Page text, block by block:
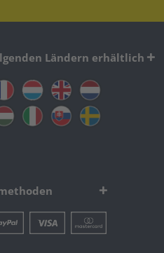
Ländern erhältlich